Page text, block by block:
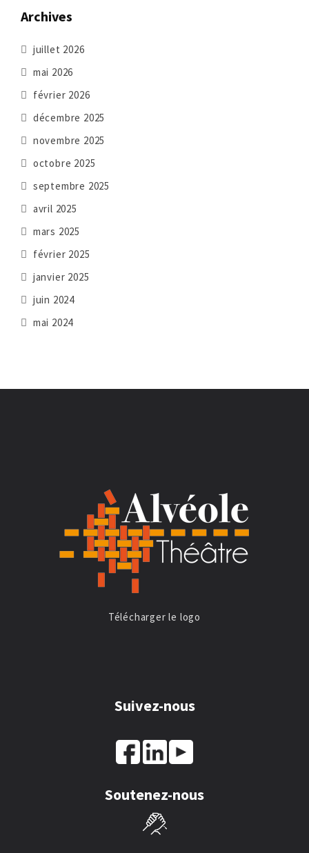
Archives
juillet 2026
mai 2026
février 2026
décembre 2025
novembre 2025
octobre 2025
septembre 2025
avril 2025
mars 2025
février 2025
janvier 2025
juin 2024
mai 2024
Télécharger le logo
Suivez-nous
Soutenez-nous